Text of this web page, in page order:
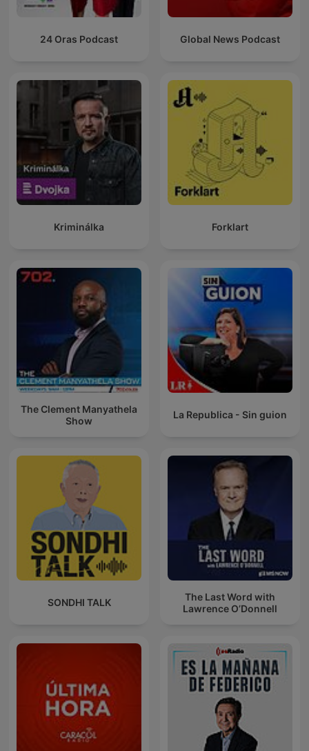
24 Oras Podcast Global News Podcast
Kriminálka Forklart
The Clement Manyathela
Show
La Republica - Sin guion
SONDHI TALK
The Last Word with
Lawrence O’Donnell